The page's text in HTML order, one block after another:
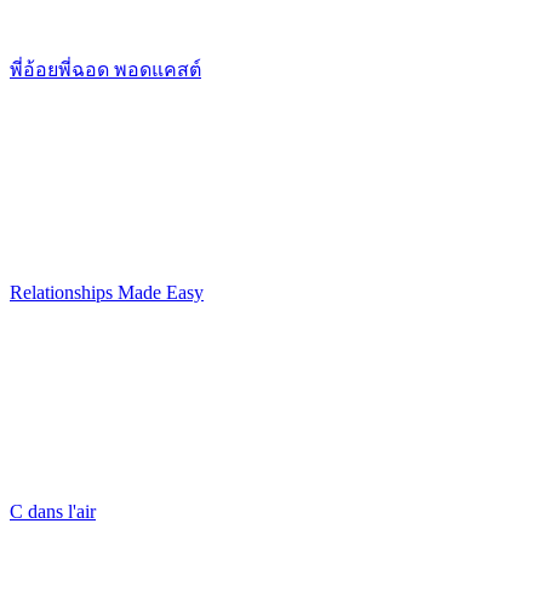
พี่อ้อยพี่ฉอด พอดแคสต์
Relationships Made Easy
C dans l'air